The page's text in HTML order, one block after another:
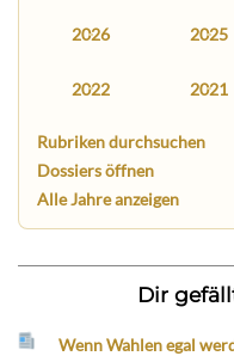
2026 2025
2022 2021
Rubriken durchsuchen
Dossiers öffnen
Alle Jahre anzeigen
Dir
Wenn Wahlen egal